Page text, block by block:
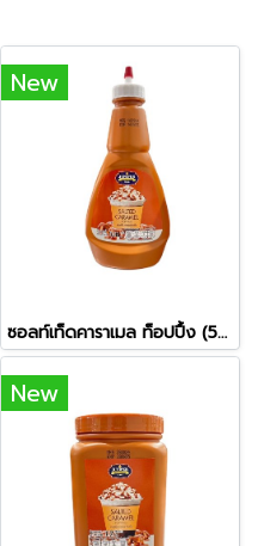
New
ซอลท์เท็ดคาราเมล ท็อปปื้ง (500ก.)-จุกแดง
New